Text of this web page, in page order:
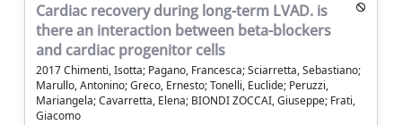
Cardiac recovery during long-term LVAD. is
there an interaction between beta-blockers
and cardiac progenitor cells
2017 Chimenti, Isotta; Pagano, Francesca; Sciarretta, Sebastiano;
Marullo, Antonino; Greco, Ernesto; Tonelli, Euclide; Peruzzi,
Mariangela; Cavarretta, Elena; BIONDI ZOCCAI, Giuseppe; Frati,
Giacomo